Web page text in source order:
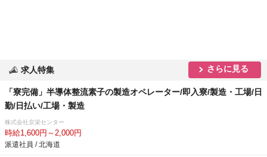
求人特集 さらに見る
「寮完備」半導体整流素子の製造オペレーター/即入寮/製造・工場/日
勤/日払い/工場・製造
株式会社京栄センター
時給1,600円～2,000円
派遣社員 / 北海道